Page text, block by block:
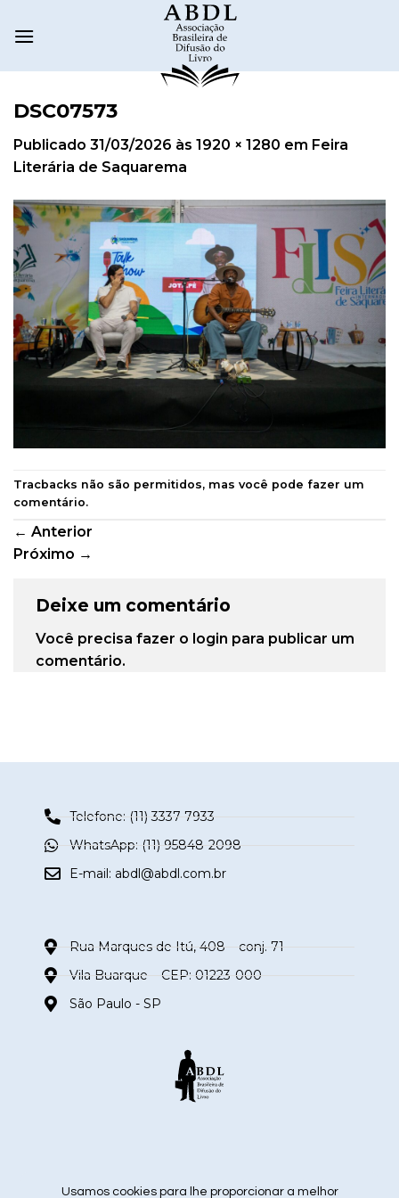
DSC07573
Publicado 31/03/2026 às 1920 × 1280 em Feira
Literária de Saquarema
Tracbacks não são permitidos, mas você pode fazer um
comentário.
← Anterior
Próximo →
Deixe um comentário
Você precisa fazer o login para publicar um
comentário.
Telefone: (11) 3337-7933
WhatsApp: (11) 95848-2098
E-mail: abdl@abdl.com.br
Rua Marques de Itú, 408 – conj. 71
Vila Buarque – CEP: 01223-000
São Paulo - SP
siga nas redes sociais
Usamos cookies para lhe proporcionar a melhor